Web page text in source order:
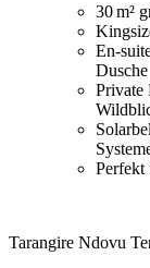
30 m²
En-
Dusche
Private
Perfekt
Tarangire Ndovu